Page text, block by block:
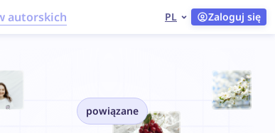
autorskich PL Zaloguj się
powiązane